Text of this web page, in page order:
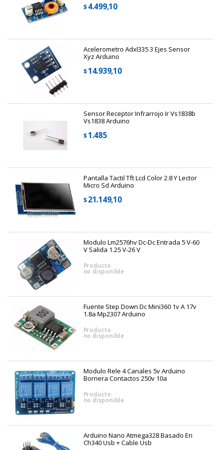
$4.499,10
Acelerometro Adxl335 3 Ejes Sensor
Xyz Arduino
$14.939,10
Sensor Receptor Infrarrojo Ir Vs1838b
Vs1838 Arduino
$1.485
Pantalla Tactil Tft Lcd Color 2.8 Y Lector
Micro Sd Arduino
$21.149,10
Modulo Lm2576hv Dc-Dc Entrada 5 V-60
V Salida 1.25 V-26 V
Producto
no disponible
Fuente Step Down Dc Mini360 1v A 17v
1.8a Mp2307 Arduino
Producto
no disponible
Modulo Rele 4 Canales 5v Arduino
Bornera Contactos 250v 10a
Producto
no disponible
Arduino Nano Atmega328 Basado En
Ch340 Usb + Cable Usb